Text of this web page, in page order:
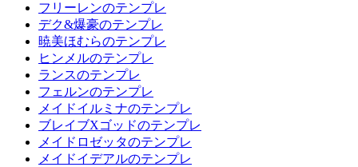
フリーレンのテンプレ
デク&爆豪のテンプレ
暁美ほむらのテンプレ
ヒンメルのテンプレ
ランスのテンプレ
フェルンのテンプレ
メイドイルミナのテンプレ
ブレイブXゴッドのテンプレ
メイドロゼッタのテンプレ
メイドイデアルのテンプレ